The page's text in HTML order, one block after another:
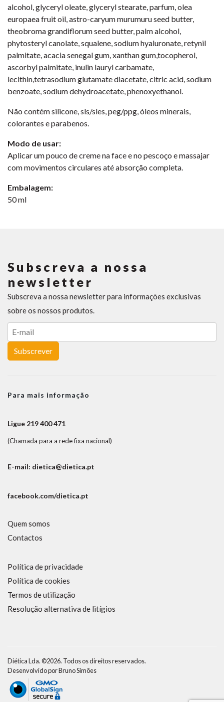
alcohol, glyceryl oleate, glyceryl stearate, parfum, olea
europaea fruit oil, astro-caryum murumuru seed butter,
theobroma grandiflorum seed butter, palm alcohol,
phytosteryl canolate, squalene, sodium hyaluronate, retynil
palmitate, acacia senegal gum, xanthan gum,tocopherol,
ascorbyl palmitate, inulin lauryl carbamate,
lecithin,tetrasodium glutamate diacetate, citric acid, sodium
benzoate, sodium dehydroacetate, phenoxyethanol.
Não contém silicone, sls/sles, peg/ppg, óleos minerais,
colorantes e parabenos.
Modo de usar:
Aplicar um pouco de creme na face e no pescoço e massajar
com movimentos circulares até absorção completa.
Embalagem:
50 ml
Subscreva a nossa
newsletter
Subscreva a nossa newsletter para informações exclusivas
sobre os nossos produtos.
Subscrever
Para mais informação
Ligue 219 400 471
(Chamada para a rede fixa nacional)
E-mail: dietica@dietica.pt
facebook.com/dietica.pt
Quem somos
Contactos
Política de privacidade
Política de cookies
Termos de utilização
Resolução alternativa de litígios
Diética Lda. ©2026. Todos os direitos reservados.
Desenvolvido porBruno Simões